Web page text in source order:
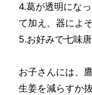
4.葛が透明にな
て加え、器によそ
5.お好みで七味唐
お子さんには、
生姜を減らすか